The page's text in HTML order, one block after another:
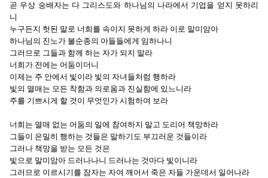
곧 우상 숭배자는 다 그리스도와 하나님의 나라에서 기업을 얻지 못하리
니
누구든지 헛된 말로 너희를 속이지 못하게 하라 이로 말미암아
하나님의 진노가 불순종의 아들들에게 임하나니
그러므로 그들과 함께 하는 자가 되지 말라
너희가 전에는 어둠이더니
이제는 주 안에서 빛이라 빛의 자녀들처럼 행하라
빛의 열매는 모든 착함과 의로움과 진실함에 있느니라
주를 기쁘시게 할 것이 무엇인가 시험하여 보라
너희는 열매 없는 어둠의 일에 참여하지 말고 도리어 책망하라
그들이 은밀히 행하는 것들은 말하기도 부끄러운 것들이라
그러나 책망을 받는 모든 것은
빛으로 말미암아 드러나나니 드러나는 것마다 빛이니라
그러므로 이르시기를 잠자는 자여 깨어서 죽은 자들 가운데서 일어나라